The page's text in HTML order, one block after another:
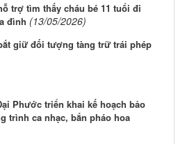
trợ tìm thấy cháu bé 11 tuổi đi
đình (13/05/2026)
giữ đối tượng tàng trữ trái phép
Phước triển khai kế hoạch bảo
trình ca nhạc, bắn pháo hoa